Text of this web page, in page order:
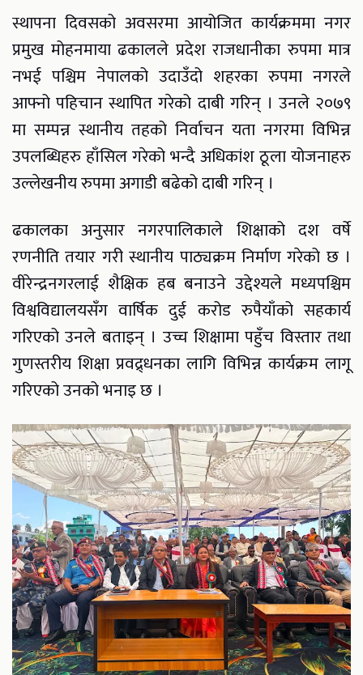
स्थापना दिवसको अवसरमा आयोजित कार्यक्रममा नगर
प्रमुख मोहनमाया ढकालले प्रदेश राजधानीका रुपमा मात्र
नभई पश्चिम नेपालको उदाउँदो शहरका रुपमा नगरले
आफ्नो पहिचान स्थापित गरेको दाबी गरिन् । उनले २०७९
मा सम्पन्न स्थानीय तहको निर्वाचन यता नगरमा विभिन्न
उपलब्धिहरु हाँसिल गरेको भन्दै अधिकांश ठूला योजनाहरु
उल्लेखनीय रुपमा अगाडी बढेको दाबी गरिन् ।
ढकालका अनुसार नगरपालिकाले शिक्षाको दश वर्षे
रणनीति तयार गरी स्थानीय पाठ्यक्रम निर्माण गरेको छ ।
वीरेन्द्रनगरलाई शैक्षिक हब बनाउने उद्देश्यले मध्यपश्चिम
विश्वविद्यालयसँग वार्षिक दुई करोड रुपैयाँको सहकार्य
गरिएको उनले बताइन् । उच्च शिक्षामा पहुँच विस्तार तथा
गुणस्तरीय शिक्षा प्रवद्र्धनका लागि विभिन्न कार्यक्रम लागू
गरिएको उनको भनाइ छ ।